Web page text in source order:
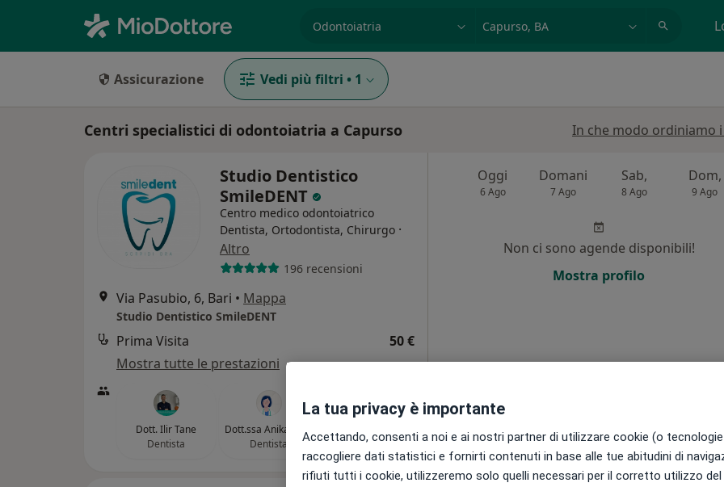
Assicurazione Vedi più filtri • 1
Centri specialistici di odontoiatria a Capurso In che modo ordiniamo
Studio Dentistico
SmileDENT
Centro medico odontoiatrico
Dentista, Ortodontista, Chirurgo ·
Altro
196 recensioni
Via Pasubio, 6, Bari • Mappa
Studio Dentistico SmileDENT
Prima Visita
50 €
Mostra tutte le prestazioni
Dott. Ilir Tane
Dentista
Dott.ssa Anika Tane
Dentista
Oggi
6 Ago
Domani
7 Ago
Sab,
8 Ago
Dom,
9 Ago
Non ci sono agende disponibili!
Mostra profilo
La tua privacy è importante
Accettando, consenti a noi e ai nostri partner di utilizzare cookie (o
raccogliere dati statistici e fornirti contenuti in base alle tue abitudini di
rifiuti tutti i cookie, utilizzeremo solo quelli necessari per il corretto utilizzo